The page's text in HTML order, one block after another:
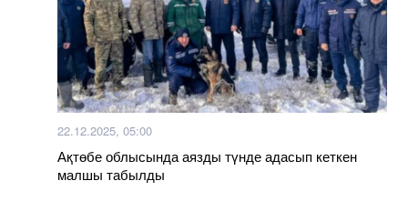
22.12.2025, 05:00
Ақтөбе облысында аязды түнде адасып кеткен
малшы табылды